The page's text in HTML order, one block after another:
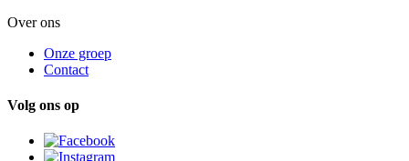
Over ons
Onze groep
Contact
Volg ons op